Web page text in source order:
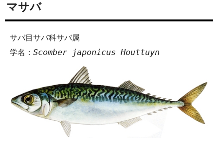
マサバ
サバ目サバ科サバ属
学名： Scomber japonicus Houttuyn